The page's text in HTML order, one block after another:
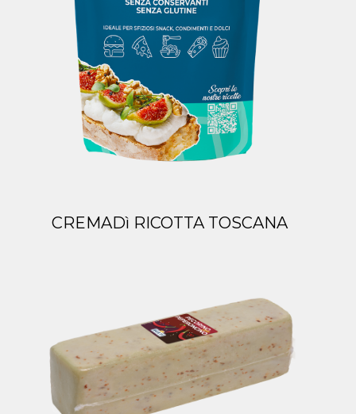
CREMADì RICOTTA TOSCANA